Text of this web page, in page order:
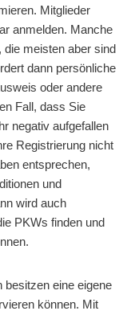
Mitglieder
anmelden. Manche
die meisten aber sind
dann persönliche
oder andere
Fall, dass Sie
negativ aufgefallen
Registrierung nicht
entsprechen,
und
wird auch
PKWs finden und
besitzen eine eigene
können. Mit